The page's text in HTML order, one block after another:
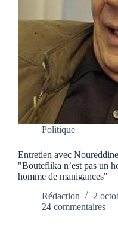
Politique
Entretien avec
"Bouteflika n’est pas un
homme de manigances"
Rédaction
2
24 commentaires